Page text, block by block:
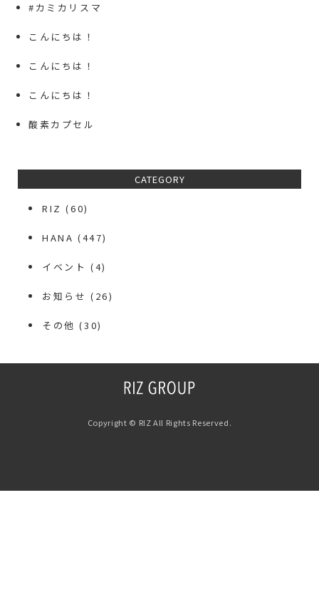
#カミカリスマ
こんにちは！
こんにちは！
こんにちは！
酸素カプセル
CATEGORY
RIZ (60)
HANA (447)
イベント (4)
お知らせ (26)
その他 (30)
Copyright © RIZ All Rights Reserved.